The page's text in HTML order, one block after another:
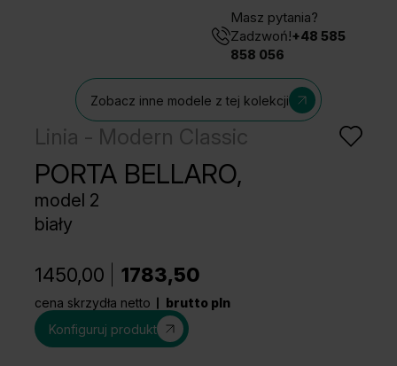
Masz pytania?
Zadzwoń!+48 585
858 056
Zobacz inne modele z tej kolekcji
Linia - Modern Classic
PORTA BELLARO,
model 2
biały
1450,00 1783,50
cena skrzydła netto
brutto pln
Konfiguruj produkt